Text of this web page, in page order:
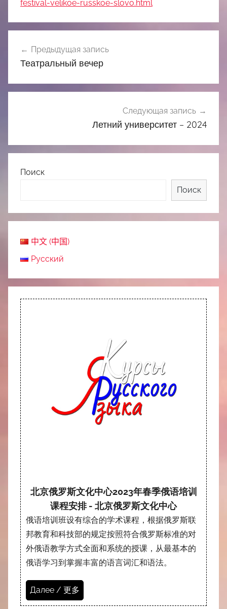
festival-velikoe-russkoe-slovo.html
по
Предыдущая запись
Театральный вечер
Следующая запись
Летний университет – 2024
Поиск
Поиск
中文 (中国)
Русский
北京俄罗斯文化中心2023年春季俄语培训
课程安排 - 北京俄罗斯文化中心
俄语培训班设有综合的学术课程，根据俄罗斯联
邦教育和科技部的规定按照符合俄罗斯标准的对
外俄语教学方式全面和系统的授课，从最基本的
俄语学习到掌握丰富的语言词汇和语法。
Далее / 更多